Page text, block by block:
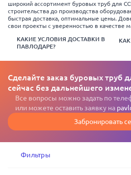
широкий ассортимент буровых труб для
строительства до производства
быстрая доставка, оптимальные цены.
свои проекты с уверенностью в качестве
КАКИЕ УСЛОВИЯ ДОСТАВКИ В
ПАВЛОДАРЕ?
Сделайте заказ буровых труб
сейчас без дальнейшего
Все вопросы можно задать по
или можете оставить заявку на
Забронировать
Фильтры